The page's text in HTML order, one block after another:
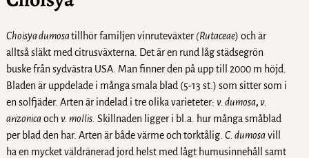
Choisya dumosatillhör familjen vinruteväxter (Rutaceae) och är
alltså släkt med citrusväxterna. Det är en rund låg städsegrön
buske från sydvästra USA. Man finner den på upp till 2000 m höjd.
Bladen är uppdelade i många smala blad (5-13 st.) som sitter som i
en solfjäder. Arten är indelad i tre olika varieteter: v. dumosa, v.
arizonicaoch v. mollis. Skillnaden ligger i bl.a. hur många småblad
per blad den har. Arten är både värme och torktålig. C. dumosavill
ha en mycket väldränerad jord helst med lågt humusinnehåll samt